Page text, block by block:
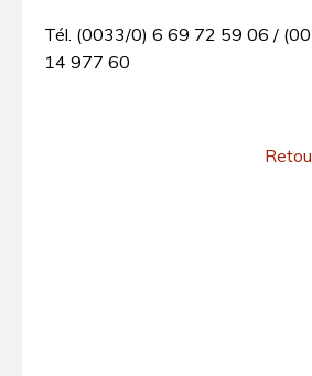
Tél. (0033/0) 6 69 72 59 06 /
14 977 60